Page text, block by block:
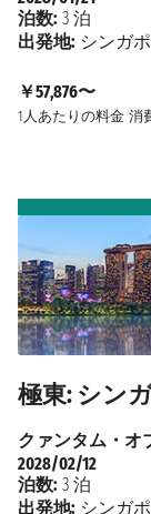
￥57,876〜
1人あたりの料金 消
泊数: 3 泊
出発地: シンガ
極東: シン
クァンタム・オ
2028/02/12
泊数: 3 泊
出発地: シンガ